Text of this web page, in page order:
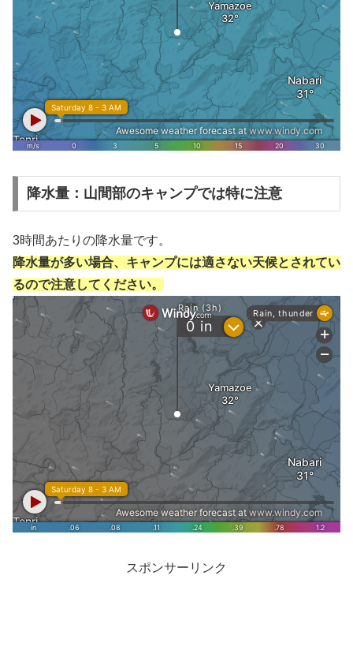
降水量：山間部のキャンプでは特に注意
3時間あたりの降水量です。
降水量が多い場合、キャンプには適さない天候とされてい
るので注意してください。
スポンサーリンク